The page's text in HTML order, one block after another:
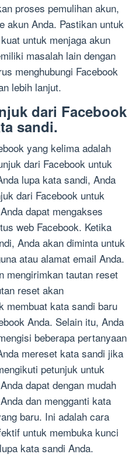
proses pemulihan akun,
akun Anda. Pastikan untuk
untuk menjaga akun
masalah lain dengan
menghubungi Facebook
lebih lanjut.
dari Facebook
sandi.
yang kelima adalah
dari Facebook untuk
lupa kata sandi, Anda
dari Facebook untuk
dapat mengakses
web Facebook. Ketika
Anda akan diminta untuk
atau alamat email Anda.
mengirimkan tautan reset
reset akan
membuat kata sandi baru
Anda. Selain itu, Anda
beberapa pertanyaan
mereset kata sandi jika
petunjuk untuk
dapat dengan mudah
dan mengganti kata
baru. Ini adalah cara
untuk membuka kunci
kata sandi Anda.